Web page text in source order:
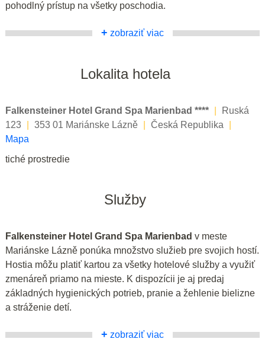
pohodlný prístup na všetky poschodia.
+ zobraziť viac
Lokalita hotela
Falkensteiner Hotel Grand Spa Marienbad ****
Ruská
123
353 01 Mariánske Lázně Česká Republika
Mapa
tiché prostredie
Služby
Falkensteiner Hotel Grand Spa Marienbad v meste
Mariánske Lázně ponúka množstvo služieb pre svojich hostí.
Hostia môžu platiť kartou za všetky hotelové služby a využiť
zmenáreň priamo na mieste. K dispozícii je aj predaj
základných hygienických potrieb, pranie a žehlenie bielizne
a stráženie detí.
+ zobraziť viac